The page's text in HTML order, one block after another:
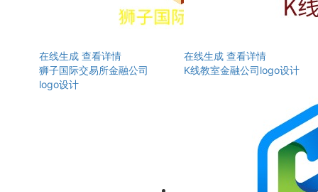
在线生成 查看详情
狮子国际交易所金融公司
logo设计
在线生成 查看详情
K线教室金融公司logo设计